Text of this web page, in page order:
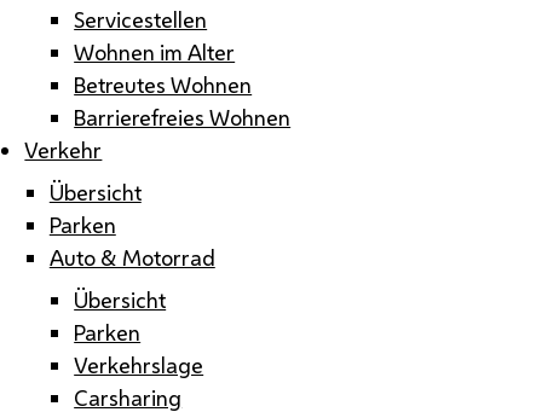
Servicestellen
Wohnen im Alter
Betreutes Wohnen
Barrierefreies Wohnen
Verkehr
Übersicht
Parken
Auto & Motorrad
Übersicht
Parken
Verkehrslage
Carsharing